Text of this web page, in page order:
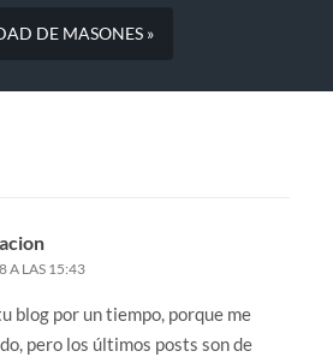
DE MASONES »
A LAS 15:43
blog por un tiempo, porque me
pero los últimos posts son de